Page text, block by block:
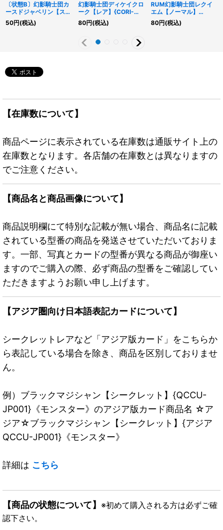
〔状態B〕幻影騎士団カ
ースドジャベリン【スー
パー】{MACR-JP042}
《エクシーズ》
50円(税込)
幻影騎士団ディケイクロ
ーク【レア】{CORI-
JP018}《モンスター》
80円(税込)
RUM幻影騎士団レクイ
エム【ノーマル】
{CORI-JP057}《魔法》
80円(税込)
【在庫数について】
商品ページに表示されている在庫数は通販サイト上の
在庫数となります。各店舗の在庫数とは異なりますの
でご注意ください。
【商品名と商品画像について】
商品説明欄にて特別な記載が無い場合、商品名に記載
されている型番の商品を発送させていただいておりま
す。一部、写真とカードの型番が異なる商品が御座い
ますのでご購入の際、必ず商品の型番をご確認してい
ただきますようお願い申し上げます。
【アジア圏向け日本語表記カードについて】
シークレットレアなど「アジア版カード」をこちらか
ら表記している場合を除き、商品を区別しておりませ
ん。
例）ブラックマジシャン【シークレット】{QCCU-
JP001}《モンスター》のアジア版カード商品名 ☆ア
ジア☆ブラックマジシャン【シークレット】{アジア
QCCU-JP001}《モンスター》
詳細は こちら
【商品の状態について】 ※初めて購入される方は必ずご確
認下さい。